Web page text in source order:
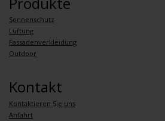
Sonnenschutz
Lüftung
Fassadenverkleidung
Outdoor
Kontakt
Kontaktieren Sie uns
Anfahrt